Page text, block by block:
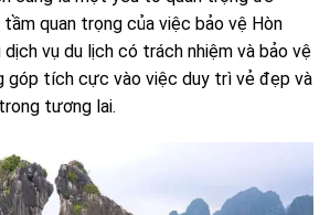
quan trọng của việc bảo vệ Hòn
dịch vụ du lịch có trách nhiệm và bảo vệ
góp tích cực vào việc duy trì vẻ đẹp và
tương lai.